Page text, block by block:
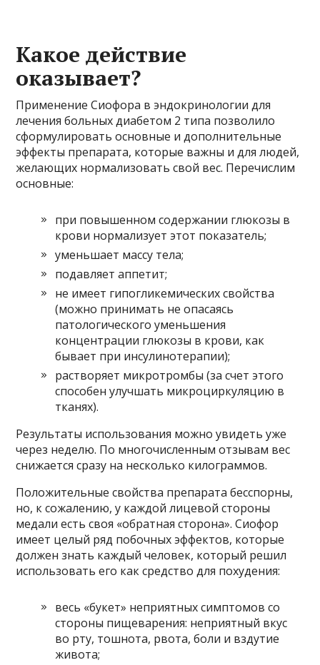
Какое действие
оказывает?
Применение Сиофора в эндокринологии для
лечения больных диабетом 2 типа позволило
сформулировать основные и дополнительные
эффекты препарата, которые важны и для людей,
желающих нормализовать свой вес. Перечислим
основные:
при повышенном содержании глюкозы в
крови нормализует этот показатель;
уменьшает массу тела;
подавляет аппетит;
не имеет гипогликемических свойства
(можно принимать не опасаясь
патологического уменьшения
концентрации глюкозы в крови, как
бывает при инсулинотерапии);
растворяет микротромбы (за счет этого
способен улучшать микроциркуляцию в
тканях).
Результаты использования можно увидеть уже
через неделю. По многочисленным отзывам вес
снижается сразу на несколько килограммов.
Положительные свойства препарата бесспорны,
но, к сожалению, у каждой лицевой стороны
медали есть своя «обратная сторона». Сиофор
имеет целый ряд побочных эффектов, которые
должен знать каждый человек, который решил
использовать его как средство для похудения:
весь «букет» неприятных симптомов со
стороны пищеварения: неприятный вкус
во рту, тошнота, рвота, боли и вздутие
живота;